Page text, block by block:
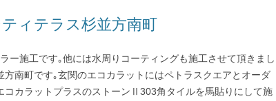
ィテラス杉並方南町
ー施工です｡他には水周りコーティングも施工させて頂きまし
南町です｡玄関のエコカラットにはペトラスクエアとオーダ
コカラットプラスのストーンⅡ303角タイルを馬貼りにして施